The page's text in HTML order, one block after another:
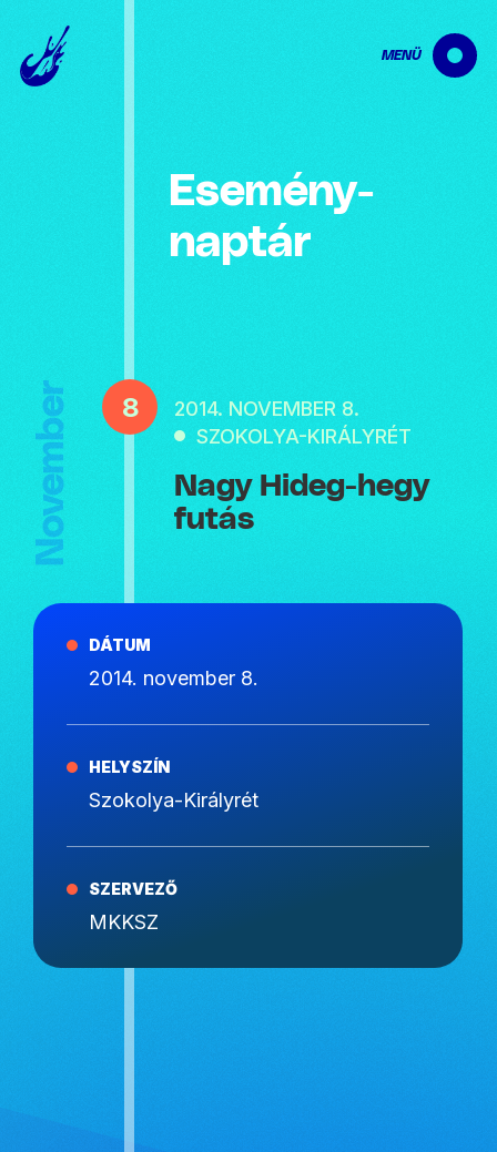
MENÜ
Esemény­
naptár
November 8
2014. NOVEMBER 8.
SZOKOLYA-KIRÁLYRÉT
Nagy Hideg-hegy
futás
DÁTUM
2014. november 8.
HELYSZÍN
Szokolya-Királyrét
SZERVEZŐ
MKKSZ